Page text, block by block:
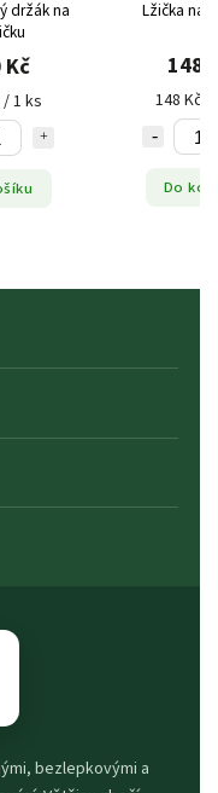
držák na
Kč
/ 1 ks
Lžička na
148
148 Kč /
Do
bezlepkovými a